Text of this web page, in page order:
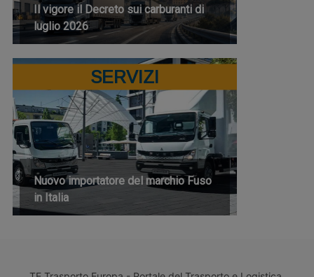
Il vigore il Decreto sui carburanti di
luglio 2026
SERVIZI
Nuovo importatore del marchio Fuso
in Italia